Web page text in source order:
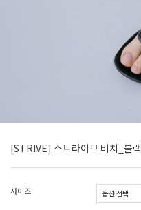
[STRIVE] 스트라이브 비치_블랙
사이즈